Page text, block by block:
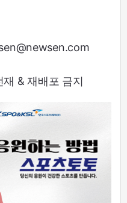
& 재배포 금지